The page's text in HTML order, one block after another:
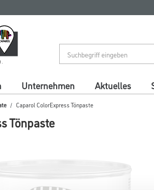
Unternehmen Aktuelles
Caparol ColorExpress Tönpaste
Tönpaste